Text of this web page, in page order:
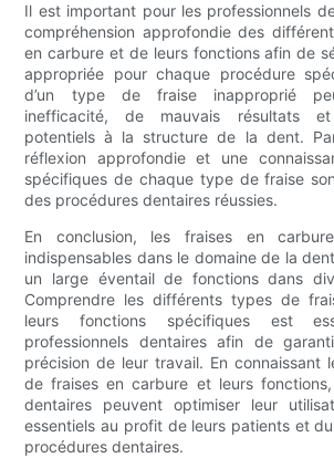
Il est important pour les professionnels
compréhension approfondie des
en carbure et de leurs fonctions afin de
appropriée pour chaque procédure
d’un type de fraise inapproprié
inefficacité, de mauvais résultats
potentiels à la structure de la dent.
réflexion approfondie et une
spécifiques de chaque type de fraise
des procédures dentaires réussies.
En conclusion, les fraises en
indispensables dans le domaine de la
un large éventail de fonctions dans
Comprendre les différents types de
leurs fonctions spécifiques est
professionnels dentaires afin de
précision de leur travail. En connaissant
de fraises en carbure et leurs fonctions,
dentaires peuvent optimiser leur
essentiels au profit de leurs patients et
procédures dentaires.